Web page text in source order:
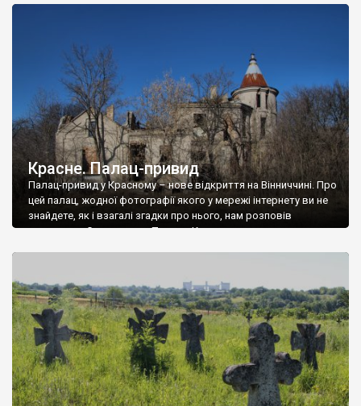
Красне. Палац-привид
Палац-привид у Красному – нове відкриття на Вінниччині. Про
цей палац, жодної фотографії якого у мережі інтернету ви не
знайдете, як і взагалі згадки про нього, нам розповів
мешканець Самгородка. Палац у Красному вразив не лише